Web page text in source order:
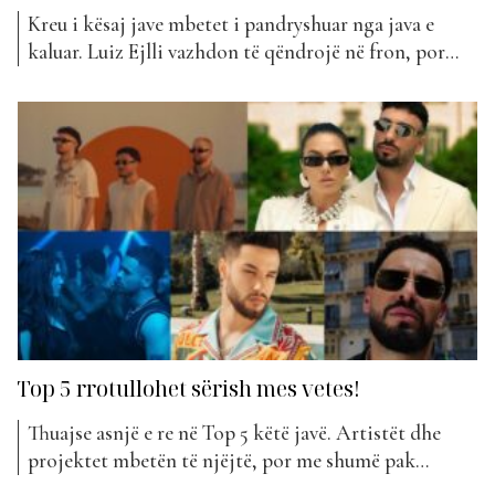
Kreu i kësaj jave mbetet i pandryshuar nga java e
kaluar. Luiz Ejlli vazhdon të qëndrojë në fron, por
këtë javë ka shkuar për “Një gotë” nga Vanesa Sono.
Kjo baladë romantike është pëlqyer shumë nga fansat
dhe është...
Top 5 rrotullohet sërish mes vetes!
Thuajse asnjë e re në Top 5 këtë javë. Artistët dhe
projektet mbetën të njëjtë, por me shumë pak